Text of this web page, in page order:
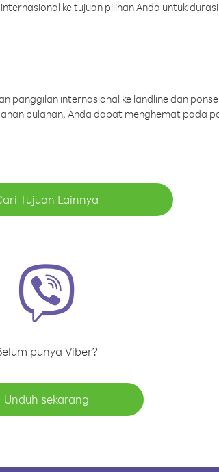
ke tujuan pilihan Anda untuk
panggilan internasional ke landline dan
bulanan, Anda dapat menghemat pada
Tujuan Lainnya
punya Viber?
Unduh sekarang